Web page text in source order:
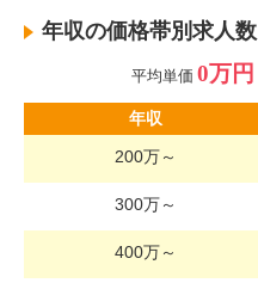
年収の価格帯別求人数
平均単価 0万円
年収
200万～
300万～
400万～